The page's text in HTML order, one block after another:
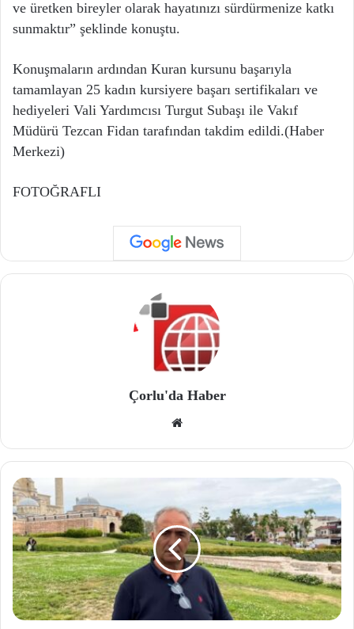
ve üretken bireyler olarak hayatınızı sürdürmenize katkı
sunmaktır” şeklinde konuştu.
Konuşmaların ardından Kuran kursunu başarıyla
tamamlayan 25 kadın kursiyere başarı sertifikaları ve
hediyeleri Vali Yardımcısı Turgut Subaşı ile Vakıf
Müdürü Tezcan Fidan tarafından takdim edildi.(Haber
Merkezi)
FOTOĞRAFLI
Çorlu'da Haber
site